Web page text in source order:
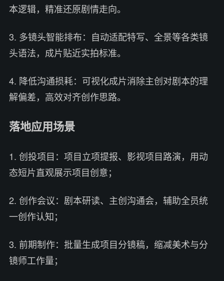
本逻辑，精准还原剧情走向。
3. 多镜头智能排布：自动适配特写、全景等各类镜
头语法，成片贴近实拍标准。
4. 降低沟通损耗：可视化成片消除主创对剧本的理
解偏差，高效对齐创作思路。
落地应用场景
1. 创投项目：项目立项提报、影视项目路演，用动
态短片直观展示项目创意；
2. 创作会议：剧本研读、主创沟通会，辅助全员统
一创作认知；
3. 前期制作：批量生成项目分镜稿，缩减美术与分
镜师工作量；